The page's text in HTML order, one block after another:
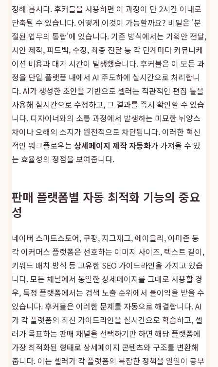
정해 봅시다. 후커블을 사용하면 이 과정이 단 2시간 이내로
단축될 수 있습니다. 어떻게 이것이 가능할까요? 비밀은 '분
절된 업무의 통합'에 있습니다. 기존 방식에서는 기획안 전달,
시안 제작, 피드백, 수정, 최종 전달 등 각 단계마다 커뮤니케
이션 비용과 대기 시간이 발생했습니다. 후커블은 이 모든 과
정을 단일 플랫폼 내에서 AI 주도하에 실시간으로 처리합니
다. AI가 생성한 초안을 기반으로 셀러는 직관적인 편집 툴을
사용해 실시간으로 수정하고, 그 결과를 즉시 확인할 수 있습
니다. 디자이너와의 소통 과정에서 발생하는 미묘한 뉘앙스
차이나 오해의 소지가 원천적으로 차단됩니다. 이러한 혁신
적인 워크플로우는 상세페이지 제작 자동화가 가져올 수 있
는 효율성의 정점을 보여줍니다.
판매 플랫폼별 자동 최적화 기능의 중요
성
네이버 스마트스토어, 쿠팡, 지그재그, 에이블리, 아마존 등
각 이커머스 플랫폼은 선호하는 이미지 사이즈, 텍스트 길이,
키워드 배치 방식 등 고유한 SEO 가이드라인을 가지고 있습
니다. 모든 채널에서 동일한 상세페이지를 그대로 사용할 경
우, 특정 플랫폼에서는 검색 노출 순위에서 불이익을 받을 수
있습니다. 후커블은 이러한 문제를 자동으로 해결합니다. AI
가 각 플랫폼의 최신 가이드라인을 실시간으로 학습하고, 셀
러가 목표하는 판매 채널을 선택하기만 하면 해당 플랫폼에
가장 최적화된 형태로 상세페이지 콘텐츠와 구조를 변환해
줍니다. 이는 셀러가 각 플랫폼의 복잡한 정책을 일일이 공부